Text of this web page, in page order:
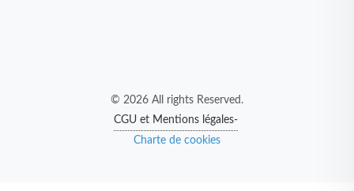
© 2026 All rights Reserved.
CGU et Mentions légales-
Charte de cookies